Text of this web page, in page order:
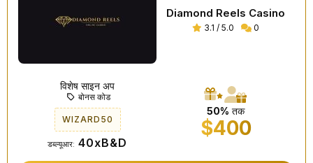
Diamond Reels Casino
3.1 / 5.0 0
50% तक
$400
विशेष साइन अप
बोनस कोड
WIZARD50
डब्ल्यूआर: 40xB&D